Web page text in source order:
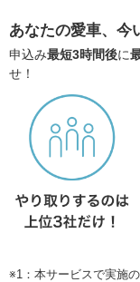
あなたの愛車、今
申込み最短3時間後に
せ！
※1：本サービスで実施